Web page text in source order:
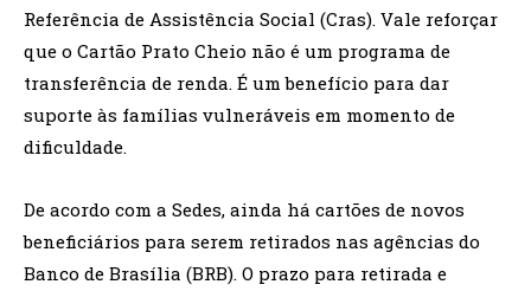
Referência de Assistência Social (Cras). Vale reforçar
que o Cartão Prato Cheio não é um programa de
transferência de renda. É um benefício para dar
suporte às famílias vulneráveis em momento de
dificuldade.
De acordo com a Sedes, ainda há cartões de novos
beneficiários para serem retirados nas agências do
Banco de Brasília (BRB). O prazo para retirada e